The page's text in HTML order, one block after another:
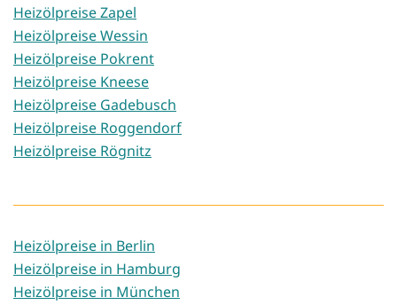
Heizölpreise Zapel
Heizölpreise Wessin
Heizölpreise Pokrent
Heizölpreise Kneese
Heizölpreise Gadebusch
Heizölpreise Roggendorf
Heizölpreise Rögnitz
Heizölpreise in Berlin
Heizölpreise in Hamburg
Heizölpreise in München